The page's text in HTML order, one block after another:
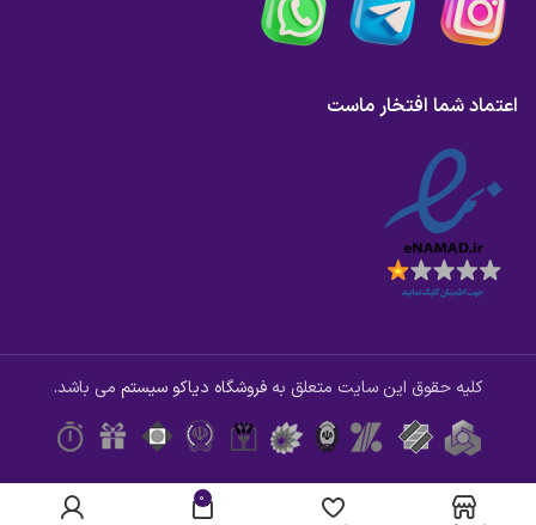
اعتماد شما افتخار ماست
کلیه حقوق این سایت متعلق بهفروشگاه دیاکو سیستم می باشد.
0